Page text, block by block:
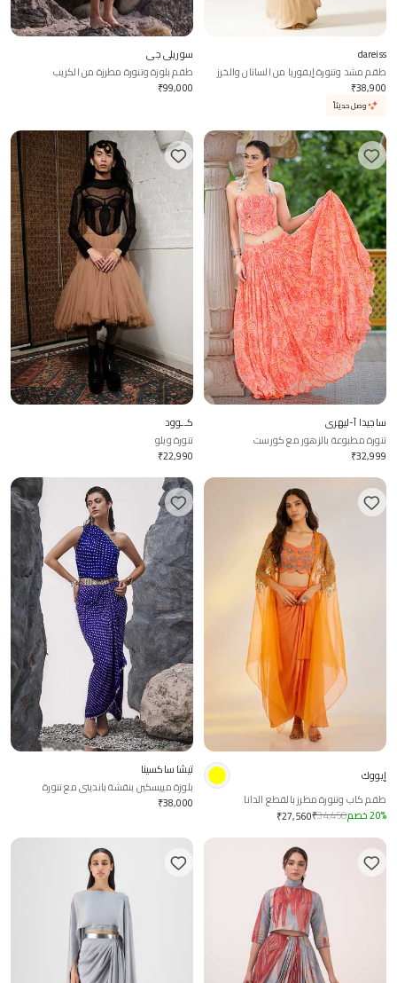
dareiss
طقم مشد وتنورة إيفوريا من الساتان والخرز
والدانتيل
₹38,900
وصل حديثاً
سوريلي جي
طقم بلوزة وتنورة مطرزة من الكريب
₹99,000
ساجيدا آ-ليهري
تنورة مطبوعة بالزهور مع كورست
₹32,999
كــوود
تنورة ويلو
₹22,990
إيووك
طقم كاب وتنورة مطرز بالقطع الدانا
₹27,560₹34,450 20% خصم
تيشا ساكسينا
بلوزة مييسكين بنقشة بانديني مع تنورة
ملفوفة₹38,000